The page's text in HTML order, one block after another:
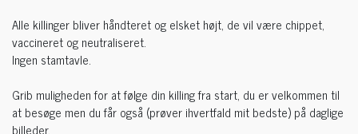
Alle killinger bliver håndteret og elsket højt, de vil være chippet,
vaccineret og neutraliseret.
Ingen stamtavle.
Grib muligheden for at følge din killing fra start, du er velkommen til
at besøge men du får også (prøver ihvertfald mit bedste) på daglige
billeder.